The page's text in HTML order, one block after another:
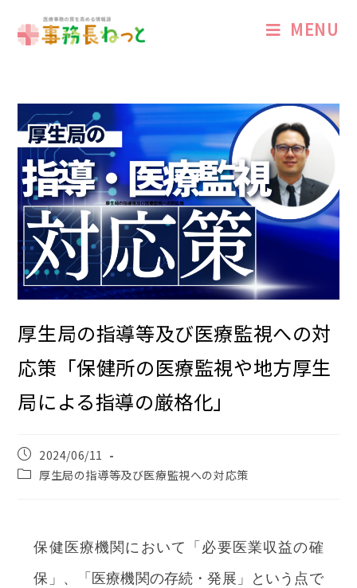
MENU
厚生局の指導等及び医療監視への対
応策「保健所の医療監視や地方厚生
局による指導の厳格化」
2024/06/11
厚生局の指導等及び医療監視への対応策
保健医療機関において「必要医業収益の確
保」、「医療機関の存続・発展」という点で